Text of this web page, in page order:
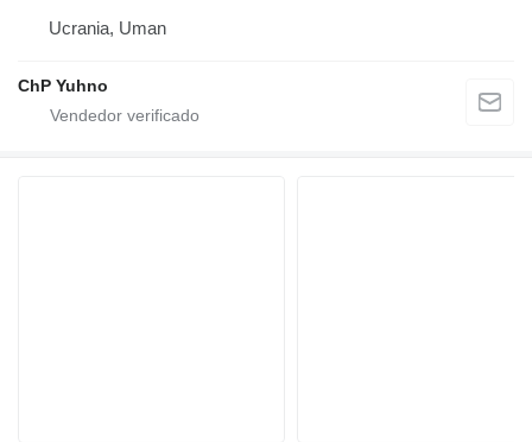
Ucrania, Uman
ChP Yuhno